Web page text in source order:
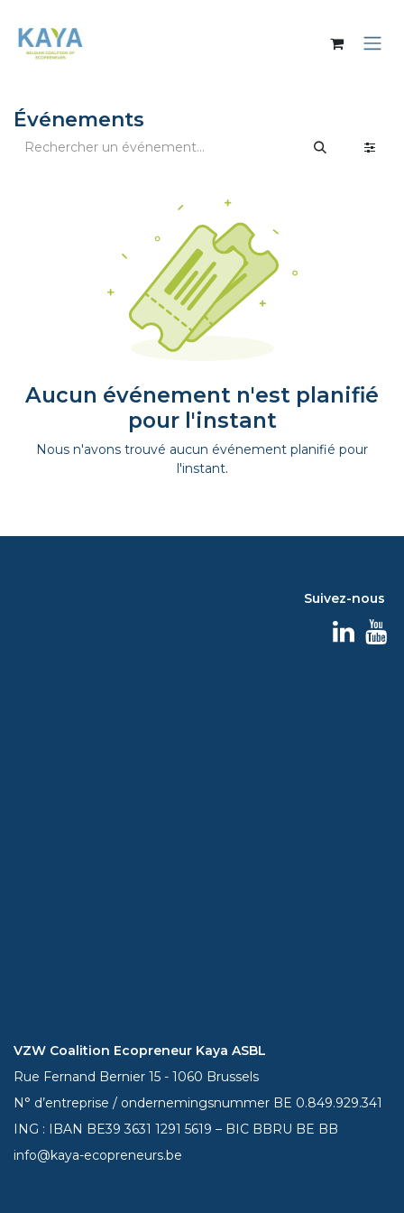
Événements
Aucun événement n'est planifié
pour l'instant
Nous n'avons trouvé aucun événement planifié pour
l'instant.
Suivez-nous
VZW Coalition Ecopreneur Kaya ASBL
Rue Fernand Bernier 15 - 1060 Brussels
N° d’entreprise / ondernemingsnummer BE 0.849.929.341
ING : IBAN BE393631 1291 5619 – BIC BBRU BE BB
info@kaya-ecopreneurs.be